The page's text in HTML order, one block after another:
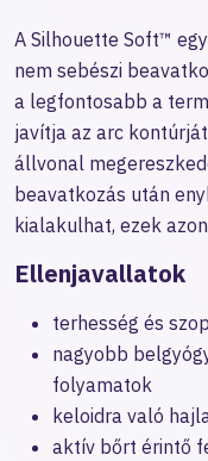
A Silhouette Soft™
nem sebészi
a legfontosabb a
javítja az arc
állvonal
beavatkozás után
kialakulhat, ezek
Ellenjavallatok
terhesség és
nagyobb
folyamatok
keloidra való
aktív bőrt érintő